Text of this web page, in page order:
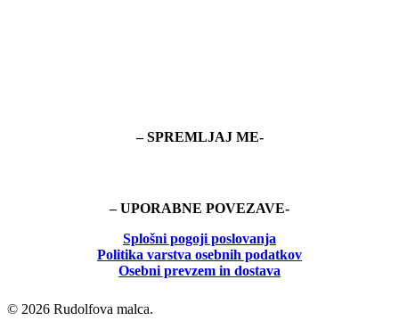
– SPREMLJAJ ME-
– UPORABNE POVEZAVE-
Splošni pogoji poslovanja
Politika varstva osebnih podatkov
Osebni prevzem in dostava
© 2026 Rudolfova malca.